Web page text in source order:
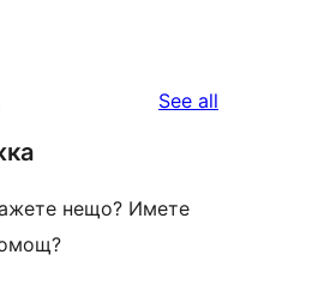
See all
нещо? Имете